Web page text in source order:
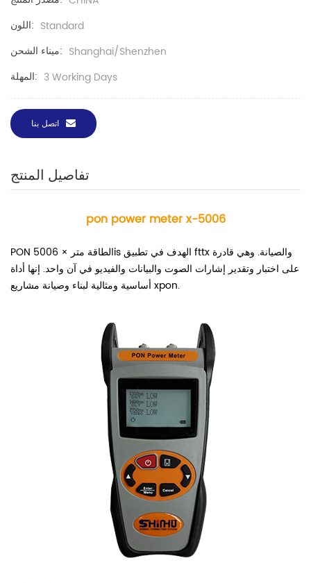
اللون: Standard
ميناء الشحن: Shanghai/Shenzhen
المهلة: 3 Working Days
اتصل بنا
تفاصيل المنتج
pon power meter x-5006
PON الطاقة متر × 5006is الهدف في تطبيق fttx والصيانة. وهي قادرة
على اختبار وتقدير إشارات الصوت والبيانات والفيديو في آن واحد. إنها أداة
أساسية ومثالية لبناء وصيانة مشاريع xpon.